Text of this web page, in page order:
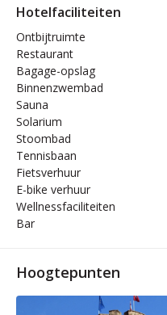
Hotelfaciliteiten
Ontbijtruimte
Restaurant
Bagage-opslag
Binnenzwembad
Sauna
Solarium
Stoombad
Tennisbaan
Fietsverhuur
E-bike verhuur
Wellnessfaciliteiten
Bar
Hoogtepunten